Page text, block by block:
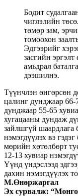
Бодит
чиглэлийн
төмөр зам,
томоохон
Эдгээрийг
засгийн
амьдрал
дээшилнэ.
Түүнчлэн өнгөрсөн
цалинг дунджаар
дунджаар 55-65
хугацааны дундаж
зайлшгүй шаардлага
нэмэгдүүлэх вэ
мөрийн хөтөлбөрт
12-13 хувиар
Үүнд үндэслээд
дахин нэмэгдүүлэх
М.Өнөржаргал
Эх сурвалж: